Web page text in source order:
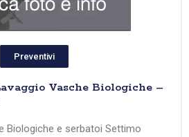
Preventivi
Vasche Biologiche –
Biologiche e serbatoi Settimo